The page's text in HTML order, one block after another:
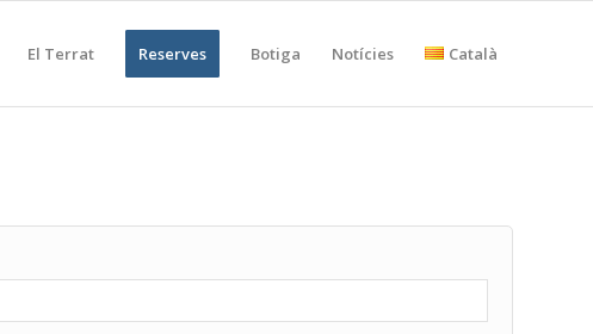
El Terrat Reserves Botiga Notícies Català